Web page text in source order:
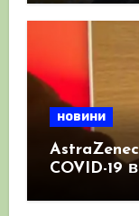
новини
COVID-19
като
КРЪВНИ